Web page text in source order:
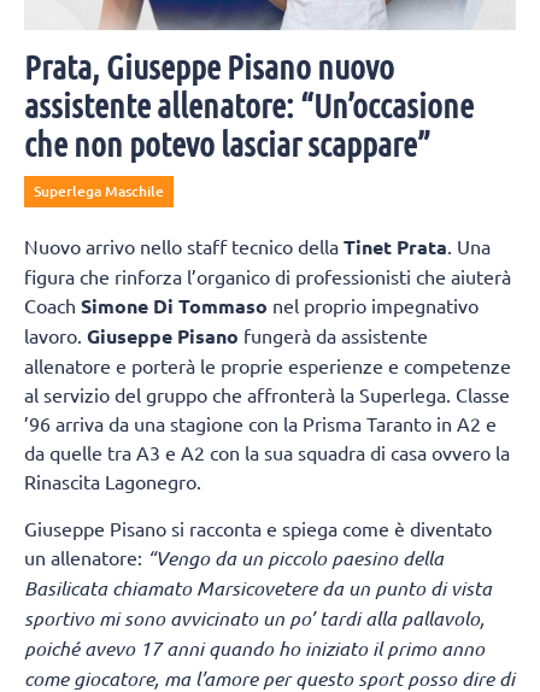
Prata, Giuseppe Pisano nuovo
assistente allenatore: “Un’occasione
che non potevo lasciar scappare”
Superlega Maschile
Nuovo arrivo nello staff tecnico della Tinet Prata. Una
figura che rinforza l’organico di professionisti che aiuterà
Coach Simone Di Tommaso nel proprio impegnativo
lavoro. Giuseppe Pisano fungerà da assistente
allenatore e porterà le proprie esperienze e competenze
al servizio del gruppo che affronterà la Superlega. Classe
’96 arriva da una stagione con la Prisma Taranto in A2 e
da quelle tra A3 e A2 con la sua squadra di casa ovvero la
Rinascita Lagonegro.
Giuseppe Pisano si racconta e spiega come è diventato
un allenatore: “Vengo da un piccolo paesino della
Basilicata chiamato Marsicovetere da un punto di vista
sportivo mi sono avvicinato un po’ tardi alla pallavolo,
poiché avevo 17 anni quando ho iniziato il primo anno
come giocatore, ma l’amore per questo sport posso dire di